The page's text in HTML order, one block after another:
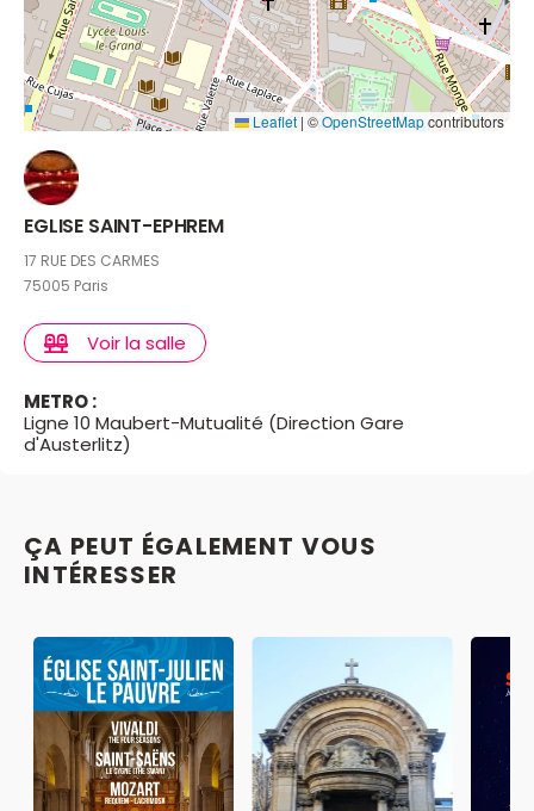
Leaflet | ©OpenStreetMapcontributors
EGLISE SAINT-EPHREM
17 RUE DES CARMES
75005 Paris
Voir la salle
METRO :
Ligne 10 Maubert-Mutualité (Direction Gare
d'Austerlitz)
ÇA PEUT ÉGALEMENT VOUS
INTÉRESSER